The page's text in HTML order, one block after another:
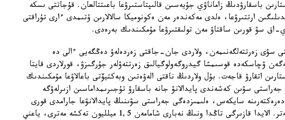
باسقارۋدىڭ زاماناۋي جۇيەسىن قالىپتاستىرۋعا باعىتتالعان. قۇجاتتى ىسكە
ارتتىرۋعا، ەلدى مەكەندەر مەن ەكونوميكا سالالارىن ۇتىمدى ءارى تۇراقتى
اق سۋ قورىن ساقتاۋ مەن تولىقتىرۋعا مۇمكىندىك بەرەدى.
سۋى زەرتتەلگەنىمەن، ولاردى جان-جاقتى زەردەلەۋ دەڭگەيى ءالى دە
ۋچاسكەدە قوسىمشا گيدروگەولوگيالىق زەرتتەۋلەر جۇرگىزۋ، قورلاردى قايتا
اتقارۋ قاجەت. بۇل ولاردىڭ ناقتى الەۋەتىن وبەكتيۆتى باعالاۋعا مۇمكىندىك
سۋىن كەشەندى پايدالانۋ جانە باسقارۋ تۇجىرىمداماسىن ازىرلەۋگە
سايكەس، ەلىمىزدەگى جەراستى سۋىنىڭ پايدالانۋعا جارامدى قورى
تاۋلىگىنە 43,2 ميلليون تەكشە مەتر. الايدا قازىرگى تاڭدا ونىڭ نەبارى شامامەن 1,5 ميلليون تەكشە مەترى، ياعني